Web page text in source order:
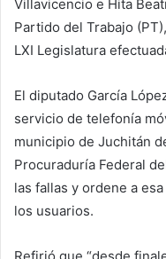
Villavicencio e Hita
Partido del Trabajo
LXI Legislatura
El diputado García
servicio de telefonía
municipio de Juchitán
Procuraduría Federal
las fallas y ordene a
los usuarios.